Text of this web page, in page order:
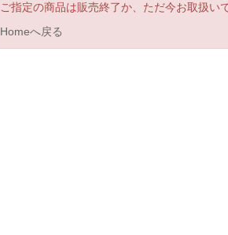
ご指定の商品は販売終了か、ただ今お取扱い
Homeへ戻る